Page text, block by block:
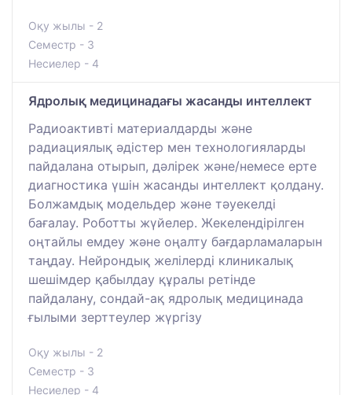
Оқу жылы - 2
Семестр - 3
Несиелер - 4
Ядролық медицинадағы жасанды интеллект
Радиоактивті материалдарды және
радиациялық әдістер мен технологияларды
пайдалана отырып, дәлірек және/немесе ерте
диагностика үшін жасанды интеллект қолдану.
Болжамдық модельдер және тәуекелді
бағалау. Роботты жүйелер. Жекелендірілген
оңтайлы емдеу және оңалту бағдарламаларын
таңдау. Нейрондық желілерді клиникалық
шешімдер қабылдау құралы ретінде
пайдалану, сондай-ақ ядролық медицинада
ғылыми зерттеулер жүргізу
Оқу жылы - 2
Семестр - 3
Несиелер - 4